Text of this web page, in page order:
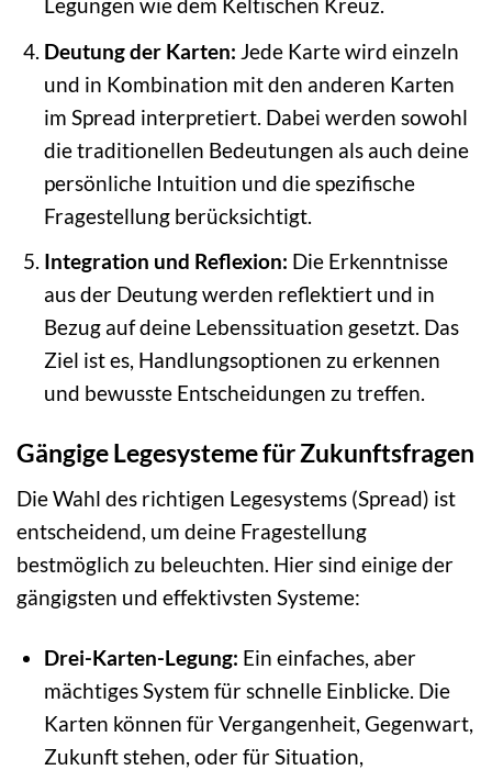
Legungen wie dem Keltischen Kreuz.
Deutung der Karten: Jede Karte wird einzeln
und in Kombination mit den anderen Karten
im Spread interpretiert. Dabei werden sowohl
die traditionellen Bedeutungen als auch deine
persönliche Intuition und die spezifische
Fragestellung berücksichtigt.
Integration und Reflexion: Die Erkenntnisse
aus der Deutung werden reflektiert und in
Bezug auf deine Lebenssituation gesetzt. Das
Ziel ist es, Handlungsoptionen zu erkennen
und bewusste Entscheidungen zu treffen.
Gängige Legesysteme für Zukunftsfragen
Die Wahl des richtigen Legesystems (Spread) ist
entscheidend, um deine Fragestellung
bestmöglich zu beleuchten. Hier sind einige der
gängigsten und effektivsten Systeme:
Drei-Karten-Legung: Ein einfaches, aber
mächtiges System für schnelle Einblicke. Die
Karten können für Vergangenheit, Gegenwart,
Zukunft stehen, oder für Situation,